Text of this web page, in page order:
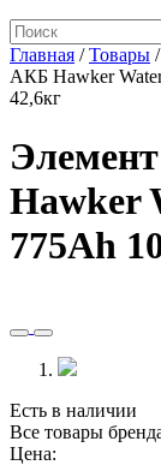
Главная /Товары /
АКБ Hawker
42,6кг
Hawker
775Ah
Есть в наличии
Все товары
Цена: